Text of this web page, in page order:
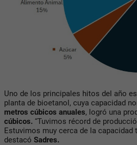
Uno de los principales hitos del año
planta de bioetanol, cuya capacidad
metros cúbicos anuales, logró una
cúbicos. “Tuvimos récord de
Estuvimos muy cerca de la capacidad
destacó Sadres.